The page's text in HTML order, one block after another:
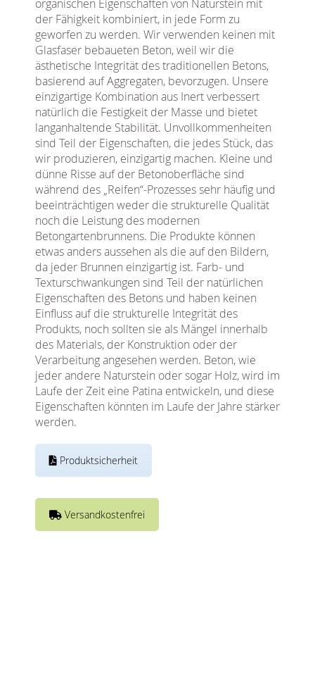
organischen Eigenschaften von Naturstein mit
der Fähigkeit kombiniert, in jede Form zu
geworfen zu werden. Wir verwenden keinen mit
Glasfaser bebaueten Beton, weil wir die
ästhetische Integrität des traditionellen Betons,
basierend auf Aggregaten, bevorzugen. Unsere
einzigartige Kombination aus Inert verbessert
natürlich die Festigkeit der Masse und bietet
langanhaltende Stabilität. Unvollkommenheiten
sind Teil der Eigenschaften, die jedes Stück, das
wir produzieren, einzigartig machen. Kleine und
dünne Risse auf der Betonoberfläche sind
während des „Reifen“-Prozesses sehr häufig und
beeinträchtigen weder die strukturelle Qualität
noch die Leistung des modernen
Betongartenbrunnens. Die Produkte können
etwas anders aussehen als die auf den Bildern,
da jeder Brunnen einzigartig ist. Farb- und
Texturschwankungen sind Teil der natürlichen
Eigenschaften des Betons und haben keinen
Einfluss auf die strukturelle Integrität des
Produkts, noch sollten sie als Mängel innerhalb
des Materials, der Konstruktion oder der
Verarbeitung angesehen werden. Beton, wie
jeder andere Naturstein oder sogar Holz, wird im
Laufe der Zeit eine Patina entwickeln, und diese
Eigenschaften könnten im Laufe der Jahre stärker
werden.
Produktsicherheit
Versandkostenfrei